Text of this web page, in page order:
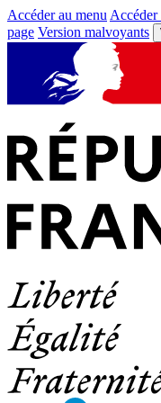
Accéder au menu Accéder
page Version malvoyants